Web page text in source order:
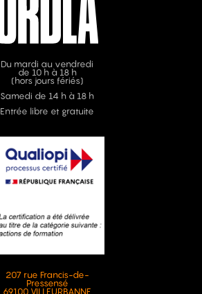
Du mardi au vendredi
de 10 h à 18 h
(hors jours fériés)
Samedi de 14 h à 18 h
Entrée libre et gratuite
207 rue Francis-de-
Pressensé
69100 VILLEURBANNE